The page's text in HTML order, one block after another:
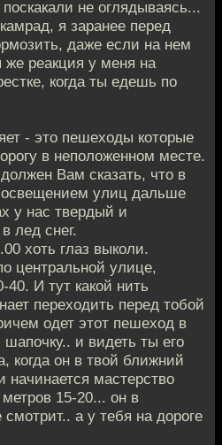
не оглядываясь...
я заранее перед
даже если на нем
же реакция у меня на
когда ты едешь по
- это пешеходы которые
в неположенном месте.
Вам сказать, что в
освещением улиц дальше
у нас твердый и
лед снег.
хоть глаз выколи.
центральной улице,
40. И тут какой нить
переходить перед тобой
одет этот пешеход в
и видеть ты его
когда он в твой ближний
начинается мастерство
15-20... он в
а у тебя на дороге